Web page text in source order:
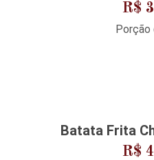
R$
Porção
Batata Frita
R$